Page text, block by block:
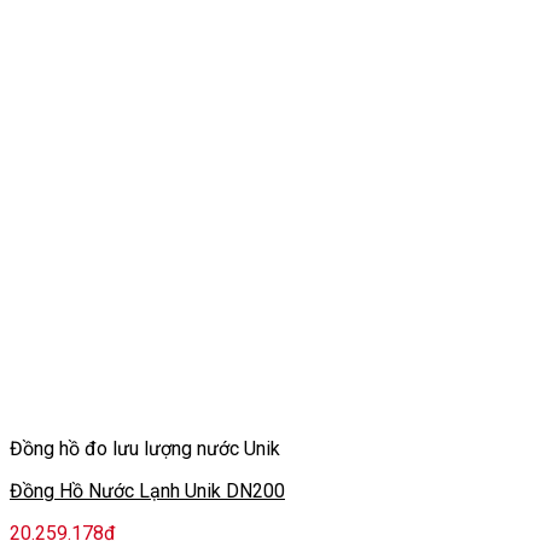
Đồng hồ đo lưu lượng nước Unik
Đồng Hồ Nước Lạnh Unik DN200
20.259.178₫